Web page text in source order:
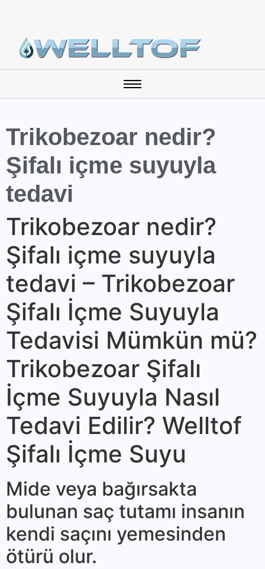
Trikobezoar nedir?
Şifalı içme suyuyla
tedavi
Trikobezoar nedir?
Şifalı içme suyuyla
tedavi – Trikobezoar
Şifalı İçme Suyuyla
Tedavisi Mümkün mü?
Trikobezoar Şifalı
İçme Suyuyla Nasıl
Tedavi Edilir? Welltof
Şifalı İçme Suyu
Mide veya bağırsakta
bulunan saç tutamı insanın
kendi saçını yeme­sinden
ötürü olur.